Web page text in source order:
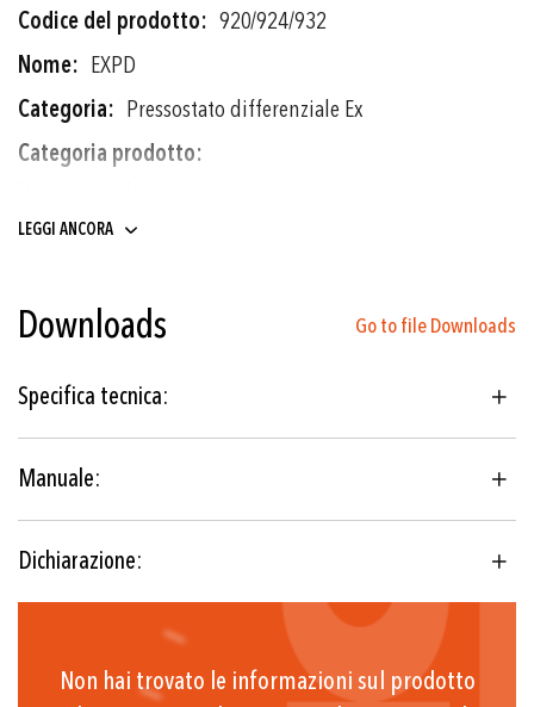
Più
informazioni
920/924/932
EXPD
Pressostato differenziale Ex
± 1.0 % F.S. tip.
Morsetto a vite
-50°C ... +150°C
-40°C ... +65°C
LEGGI ANCORA
Downloads Go to file Downloads
Specifica tecnica:
Manuale:
Dichiarazione:
Non hai trovato le informazioni sul prodotto